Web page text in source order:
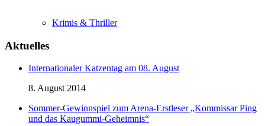
Krimis & Thriller
Aktuelles
Internationaler Katzentag am 08. August
8. August 2014
Sommer-Gewinnspiel zum Arena-Erstleser „Kommissar Ping
und das Kaugummi-Geheimnis“